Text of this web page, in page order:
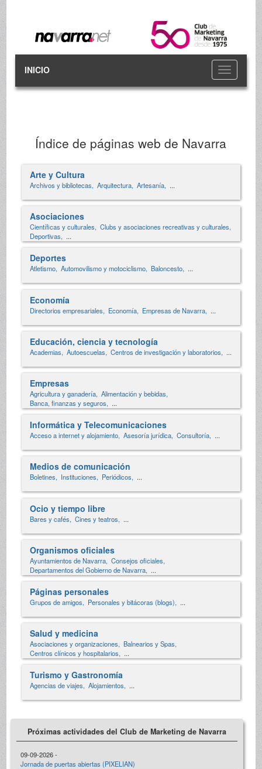
Toggle
navigation
INICIO
Índice de páginas web de Navarra
Arte y Cultura
Archivos y bibliotecas, Arquitectura, Artesanía, ...
Asociaciones
Científicas y culturales, Clubs y asociaciones recreativas y culturales,
Deportivas, ...
Deportes
Atletismo, Automovilismo y motociclismo, Baloncesto, ...
Economía
Directorios empresariales, Economía, Empresas de Navarra, ...
Educación, ciencia y tecnología
Academias, Autoescuelas, Centros de investigación y laboratorios, ...
Empresas
Agricultura y ganadería, Alimentación y bebidas,
Banca, finanzas y seguros, ...
Informática y Telecomunicaciones
Acceso a internet y alojamiento, Asesoría jurídica, Consultoría, ...
Medios de comunicación
Boletines, Instituciones, Periódicos, ...
Ocio y tiempo libre
Bares y cafés, Cines y teatros, ...
Organismos oficiales
Ayuntamientos de Navarra, Consejos oficiales,
Departamentos del Gobierno de Navarra, ...
Páginas personales
Grupos de amigos, Personales y bitácoras (blogs), ...
Salud y medicina
Asociaciones y organizaciones, Balnearios y Spas,
Centros clínicos y hospitalarios, ...
Turismo y Gastronomía
Agencias de viajes, Alojamientos, ...
Próximas actividades del Club de Marketing de Navarra
09-09-2026 -
Jornada de puertas abiertas (PIXELIAN)